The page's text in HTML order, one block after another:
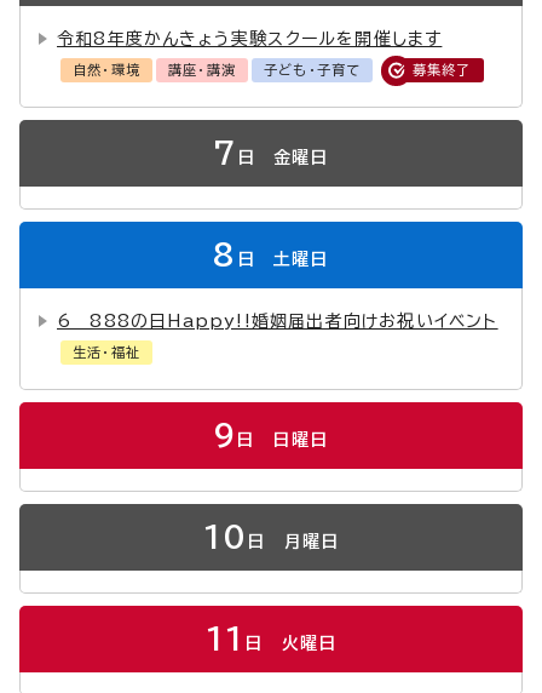
令和8年度かんきょう実験スクールを開催します
自然・環境 講座・講演 子ども・子育て 募集終了
7 日 金曜日
8 日 土曜日
6 888の日Happy!!婚姻届出者向けお祝いイベント
生活・福祉
9 日 日曜日
10 日 月曜日
11 日 火曜日